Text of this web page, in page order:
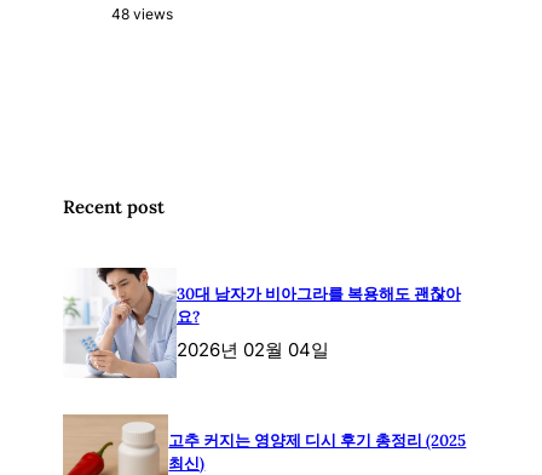
48 views
Recent post
30대 남자가 비아그라를 복용해도 괜찮아
요?
2026년 02월 04일
고추 커지는 영양제 디시 후기 총정리 (2025
최신)